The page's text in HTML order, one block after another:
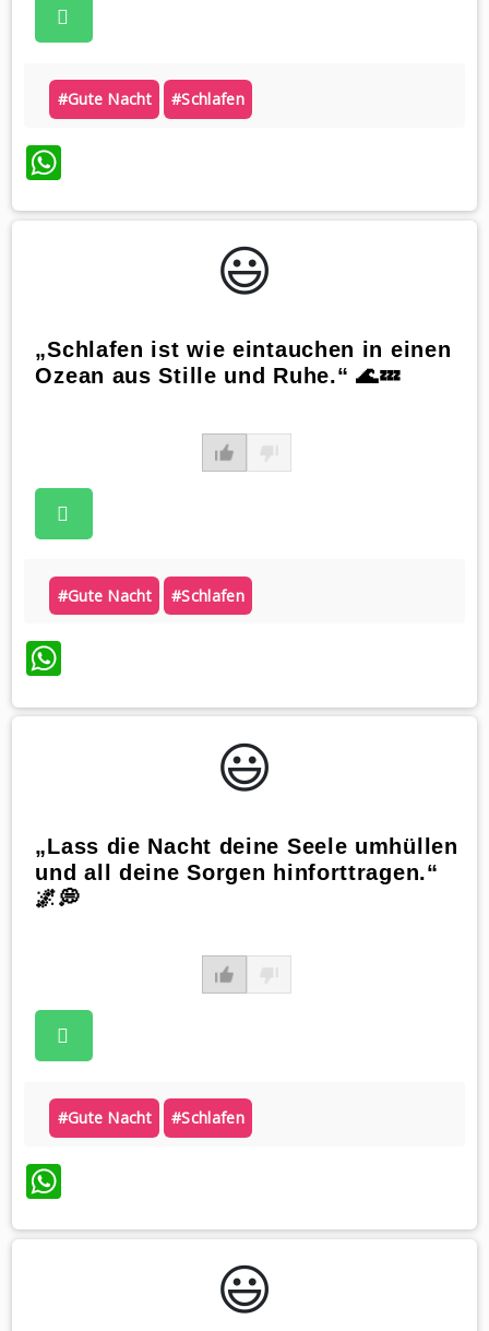
#gute Nacht #schlafen
WhatsApp
😃️
„Schlafen ist wie eintauchen in einen
Ozean aus Stille und Ruhe.“ 🌊💤
#gute Nacht #schlafen
WhatsApp
😃️
„Lass die Nacht deine Seele umhüllen
und all deine Sorgen hinforttragen.“
🌌💭
#gute Nacht #schlafen
WhatsApp
😃️